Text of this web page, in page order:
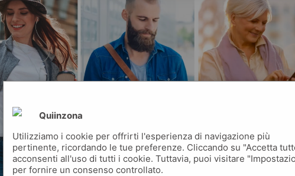
Quiinzona
Utilizziamo i cookie per offrirti l'esperienza di navigazione più
pertinente, ricordando le tue preferenze. Cliccando su "Accetta
acconsenti all'uso di tutti i cookie. Tuttavia, puoi visitare
per fornire un consenso controllato.